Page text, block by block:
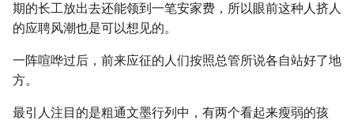
期的长工放出去还能领到一笔安家费，所以眼前这种人挤人
的应聘风潮也是可以想见的。
一阵喧哗过后，前来应征的人们按照总管所说各自站好了地
方。
最引人注目的是粗通文墨行列中，有两个看起来瘦弱的孩